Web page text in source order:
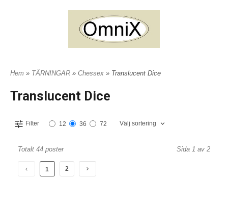
Hem » TÄRNINGAR » Chessex » Translucent Dice
Translucent Dice
Filter 12 36 72 Välj sortering
Totalt 44 poster Sida 1 av 2
1 2